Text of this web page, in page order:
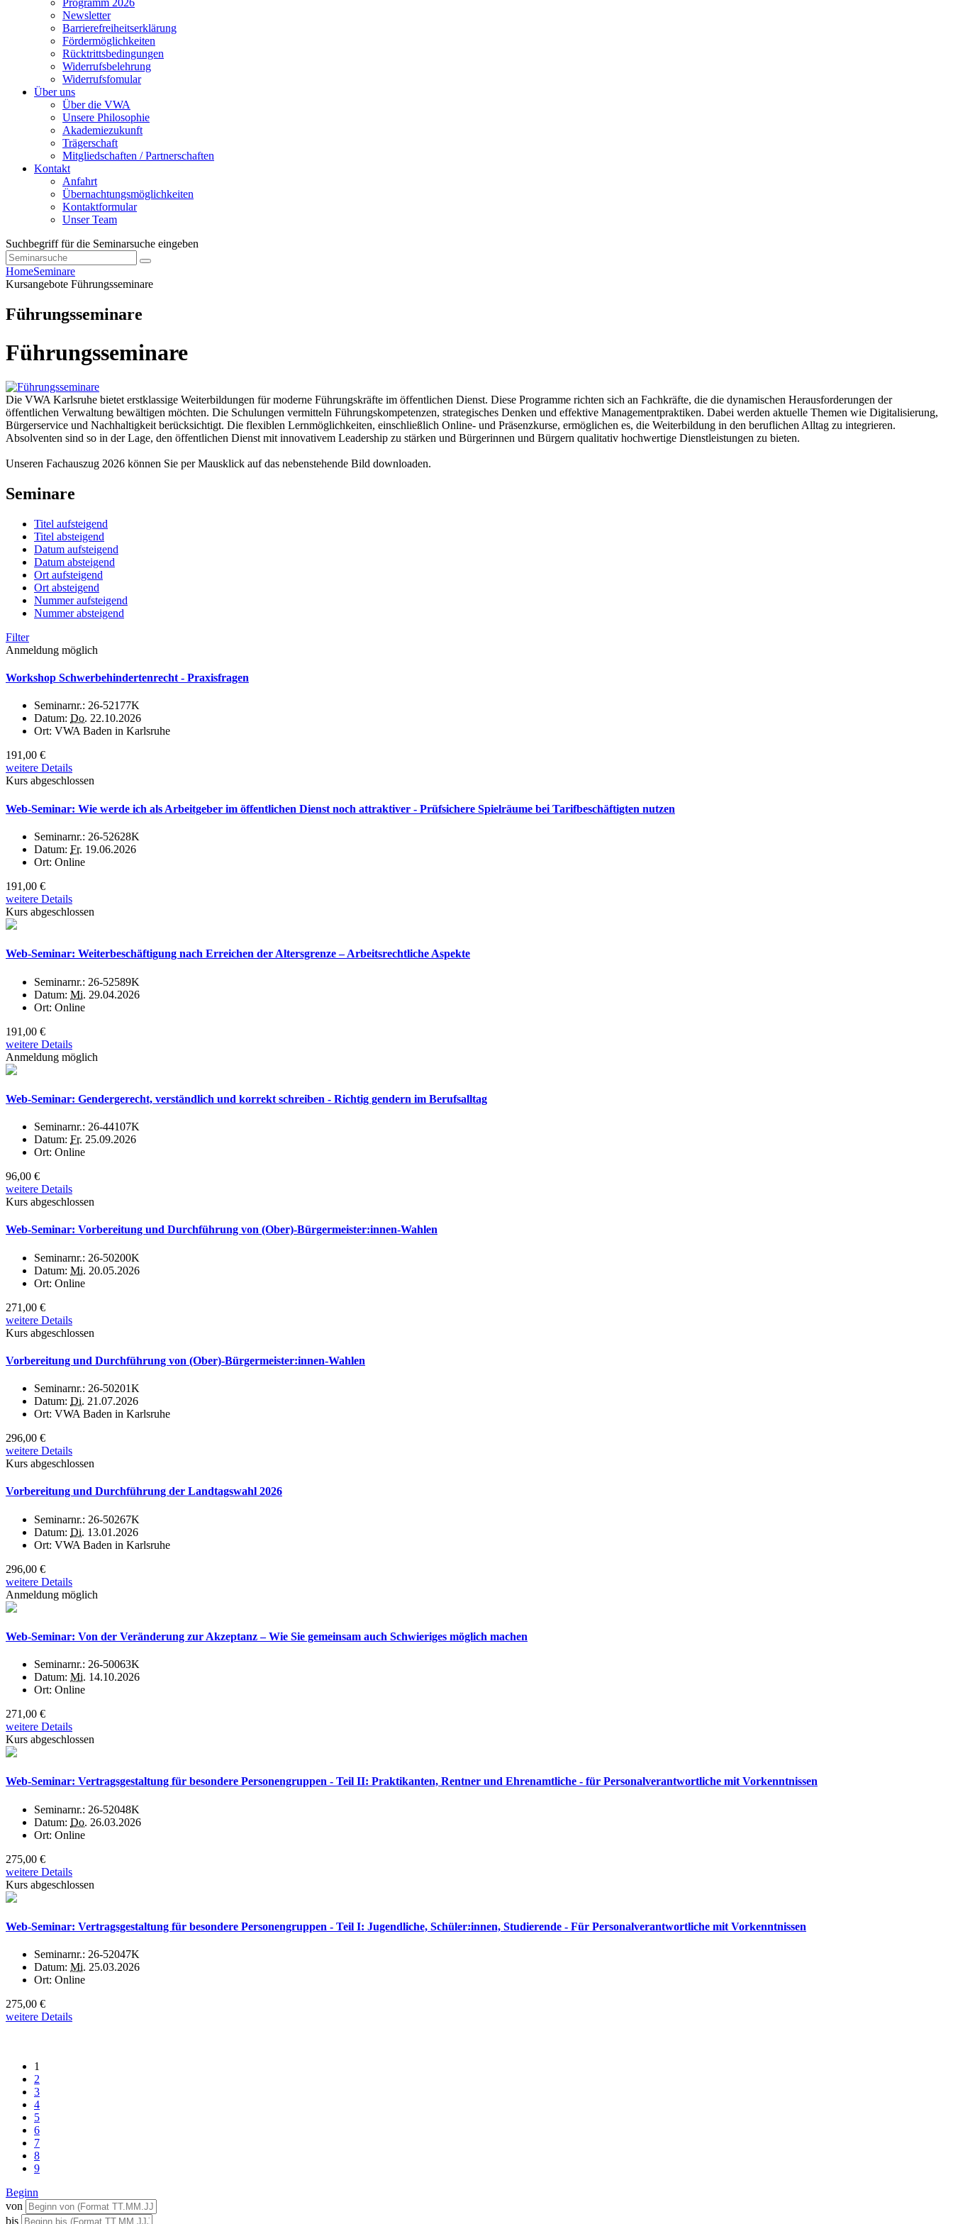
Programm 2026
Newsletter
Barrierefreiheitserklärung
Fördermöglichkeiten
Rücktrittsbedingungen
Widerrufsbelehrung
Widerrufsfomular
Über uns
Über die VWA
Unsere Philosophie
Akademiezukunft
Trägerschaft
Mitgliedschaften / Partnerschaften
Kontakt
Anfahrt
Übernachtungsmöglichkeiten
Kontaktformular
Unser Team
Suchbegriff für die Seminarsuche eingeben
HomeSeminare
Kursangebote Führungsseminare
Führungsseminare
Führungsseminare
Die VWA Karlsruhe bietet erstklassige Weiterbildungen für moderne Führungskräfte im öffentlichen Dienst. Diese Programme richten sich an Fachkräfte, die die dynamischen Herausforderungen der
öffentlichen Verwaltung bewältigen möchten. Die Schulungen vermitteln Führungskompetenzen, strategisches Denken und effektive Managementpraktiken. Dabei werden aktuelle Themen wie Digitalisierung,
Bürgerservice und Nachhaltigkeit berücksichtigt. Die flexiblen Lernmöglichkeiten, einschließlich Online- und Präsenzkurse, ermöglichen es, die Weiterbildung in den beruflichen Alltag zu integrieren.
Absolventen sind so in der Lage, den öffentlichen Dienst mit innovativem Leadership zu stärken und Bürgerinnen und Bürgern qualitativ hochwertige Dienstleistungen zu bieten.
Unseren Fachauszug 2026 können Sie per Mausklick auf das nebenstehende Bild downloaden.
Seminare
Titel aufsteigend
Titel absteigend
Datum aufsteigend
Datum absteigend
Ort aufsteigend
Ort absteigend
Nummer aufsteigend
Nummer absteigend
Filter
Anmeldung möglich
Workshop Schwerbehindertenrecht - Praxisfragen
Seminarnr.: 26-52177K
Datum: Do. 22.10.2026
Ort: VWA Baden in Karlsruhe
191,00 €
weitere Details
Kurs abgeschlossen
Web-Seminar: Wie werde ich als Arbeitgeber im öffentlichen Dienst noch attraktiver - Prüfsichere Spielräume bei Tarifbeschäftigten nutzen
Seminarnr.: 26-52628K
Datum: Fr. 19.06.2026
Ort: Online
191,00 €
weitere Details
Kurs abgeschlossen
Web-Seminar: Weiterbeschäftigung nach Erreichen der Altersgrenze – Arbeitsrechtliche Aspekte
Seminarnr.: 26-52589K
Datum: Mi. 29.04.2026
Ort: Online
191,00 €
weitere Details
Anmeldung möglich
Web-Seminar: Gendergerecht, verständlich und korrekt schreiben - Richtig gendern im Berufsalltag
Seminarnr.: 26-44107K
Datum: Fr. 25.09.2026
Ort: Online
96,00 €
weitere Details
Kurs abgeschlossen
Web-Seminar: Vorbereitung und Durchführung von (Ober)-Bürgermeister:innen-Wahlen
Seminarnr.: 26-50200K
Datum: Mi. 20.05.2026
Ort: Online
271,00 €
weitere Details
Kurs abgeschlossen
Vorbereitung und Durchführung von (Ober)-Bürgermeister:innen-Wahlen
Seminarnr.: 26-50201K
Datum: Di. 21.07.2026
Ort: VWA Baden in Karlsruhe
296,00 €
weitere Details
Kurs abgeschlossen
Vorbereitung und Durchführung der Landtagswahl 2026
Seminarnr.: 26-50267K
Datum: Di. 13.01.2026
Ort: VWA Baden in Karlsruhe
296,00 €
weitere Details
Anmeldung möglich
Web-Seminar: Von der Veränderung zur Akzeptanz – Wie Sie gemeinsam auch Schwieriges möglich machen
Seminarnr.: 26-50063K
Datum: Mi. 14.10.2026
Ort: Online
271,00 €
weitere Details
Kurs abgeschlossen
Web-Seminar: Vertragsgestaltung für besondere Personengruppen - Teil II: Praktikanten, Rentner und Ehrenamtliche - für Personalverantwortliche mit Vorkenntnissen
Seminarnr.: 26-52048K
Datum: Do. 26.03.2026
Ort: Online
275,00 €
weitere Details
Kurs abgeschlossen
Web-Seminar: Vertragsgestaltung für besondere Personengruppen - Teil I: Jugendliche, Schüler:innen, Studierende - Für Personalverantwortliche mit Vorkenntnissen
Seminarnr.: 26-52047K
Datum: Mi. 25.03.2026
Ort: Online
275,00 €
weitere Details
1
2
3
4
5
6
7
8
9
Beginn
von
bis